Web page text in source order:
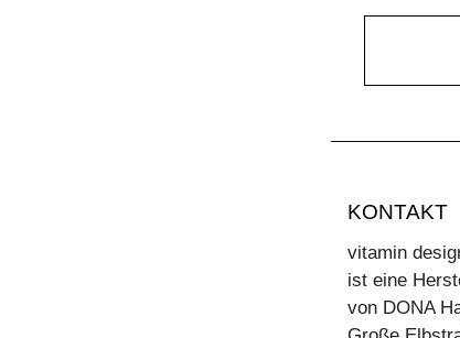
KONTAKT
vitamin
ist eine
von DONA